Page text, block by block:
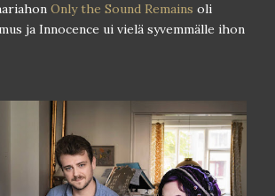
Only the Sound Remains oli
ja Innocence ui vielä syvemmälle ihon